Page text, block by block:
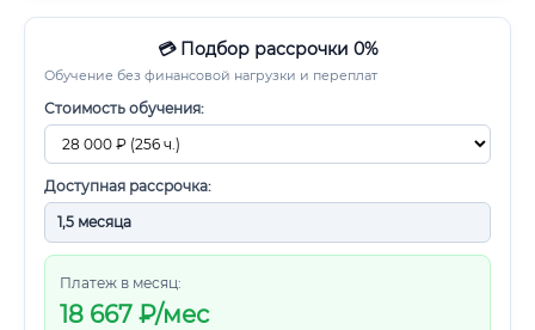
💳 Подбор рассрочки 0%
Обучение без финансовой нагрузки и переплат
Стоимость обучения:
Доступная рассрочка:
Платеж в месяц:
18 667 ₽/мес